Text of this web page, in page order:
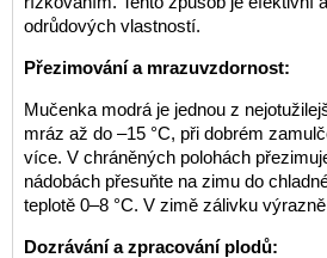
odrůdových vlastností.
Přezimování a mrazuvzdornost:
Mučenka modrá je jednou z
mráz až do –15 °C, při dobrém
více. V chráněných polohách
nádobách přesuňte na zimu do
teplotě 0–8 °C. V zimě zálivku
Dozrávání a zpracování plodů: